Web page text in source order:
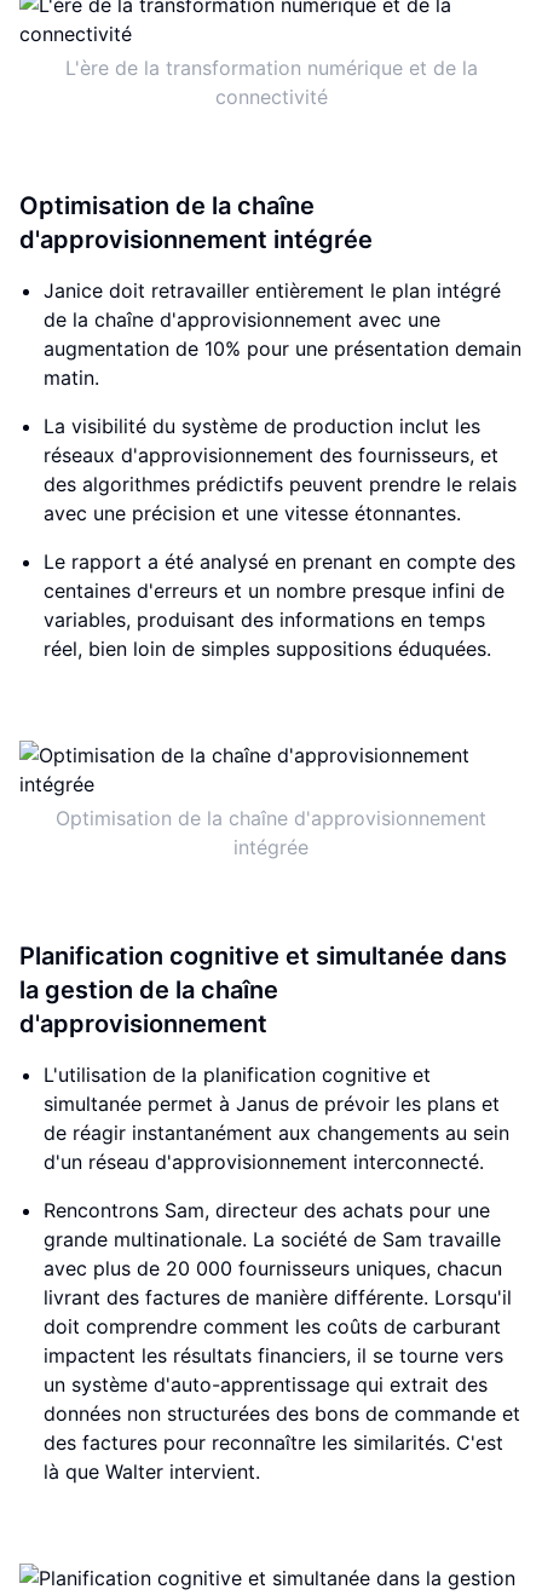
L'ère de la transformation numérique et de la
connectivité
Optimisation de la chaîne
d'approvisionnement intégrée
Janice doit retravailler entièrement le plan intégré
de la chaîne d'approvisionnement avec une
augmentation de 10% pour une présentation demain
matin.
La visibilité du système de production inclut les
réseaux d'approvisionnement des fournisseurs, et
des algorithmes prédictifs peuvent prendre le relais
avec une précision et une vitesse étonnantes.
Le rapport a été analysé en prenant en compte des
centaines d'erreurs et un nombre presque infini de
variables, produisant des informations en temps
réel, bien loin de simples suppositions éduquées.
Optimisation de la chaîne d'approvisionnement
intégrée
Planification cognitive et simultanée dans
la gestion de la chaîne
d'approvisionnement
L'utilisation de la planification cognitive et
simultanée permet à Janus de prévoir les plans et
de réagir instantanément aux changements au sein
d'un réseau d'approvisionnement interconnecté.
Rencontrons Sam, directeur des achats pour une
grande multinationale. La société de Sam travaille
avec plus de 20 000 fournisseurs uniques, chacun
livrant des factures de manière différente. Lorsqu'il
doit comprendre comment les coûts de carburant
impactent les résultats financiers, il se tourne vers
un système d'auto-apprentissage qui extrait des
données non structurées des bons de commande et
des factures pour reconnaître les similarités. C'est
là que Walter intervient.